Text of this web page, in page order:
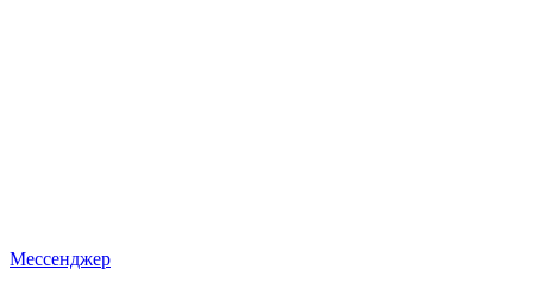
Мессенджер